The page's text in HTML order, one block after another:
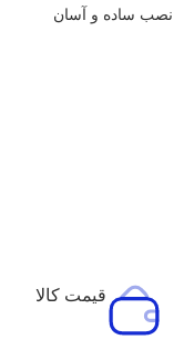
نصب ساده و آسان
قیمت کالا